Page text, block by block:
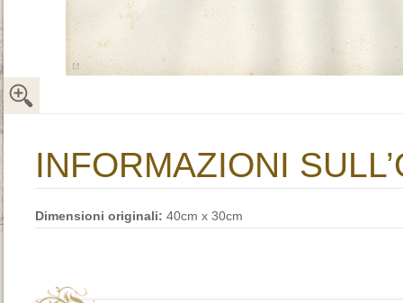
INFORMAZIONI
Dimensioni originali: 40cm x 30cm